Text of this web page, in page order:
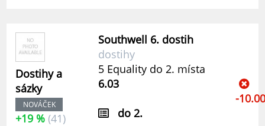
Dostihy a
sázky
NOVÁČEK
+19 % (41)
Southwell 6. dostih
dostihy
5 Equality do 2. místa
6.03
do 2.
-10.00